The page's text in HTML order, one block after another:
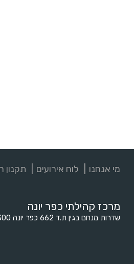
מי אנחנו לוח אירועים תקנון
מרכז קהילתי כפר יונה
שדרות מנחם בגין ת.ד 662 כפר יונה 40300